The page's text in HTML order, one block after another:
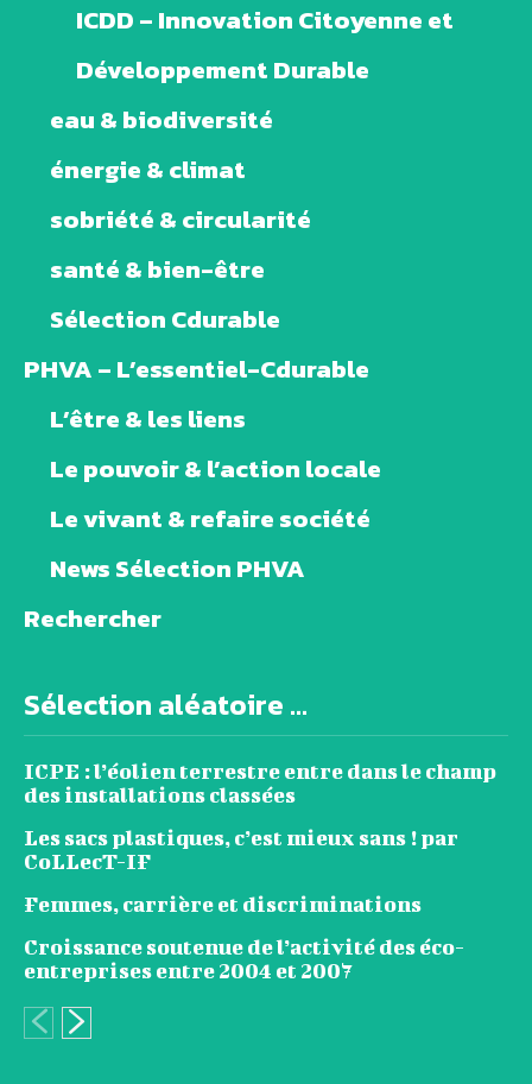
ICDD – Innovation Citoyenne et
Développement Durable
eau & biodiversité
énergie & climat
sobriété & circularité
santé & bien-être
Sélection Cdurable
PHVA – L’essentiel-Cdurable
L’être & les liens
Le pouvoir & l’action locale
Le vivant & refaire société
News Sélection PHVA
Rechercher
Sélection aléatoire ...
ICPE : l’éolien terrestre entre dans le champ
des installations classées
Les sacs plastiques, c’est mieux sans ! par
CoLLecT-IF
Femmes, carrière et discriminations
Croissance soutenue de l’activité des éco-
entreprises entre 2004 et 2007